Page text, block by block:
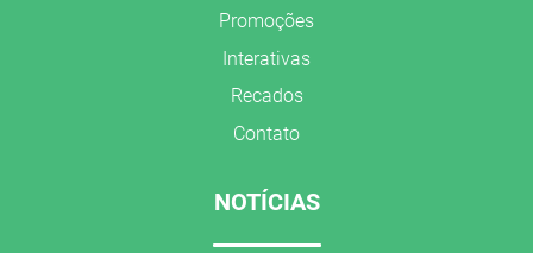
Promoções
Interativas
Recados
Contato
NOTÍCIAS